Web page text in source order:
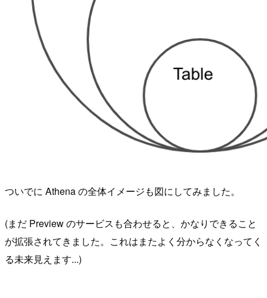
ついでに Athena の全体イメージも図にしてみました。
(まだ Preview のサービスも合わせると、かなりできること
が拡張されてきました。これはまたよく分からなくなってく
る未来見えます...)